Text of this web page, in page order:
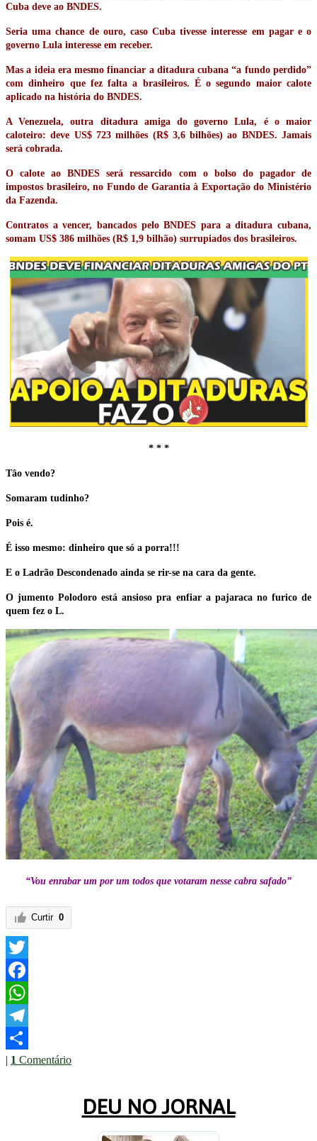
Cuba deve ao BNDES.
Seria uma chance de ouro, caso Cuba tivesse interesse em pagar e o
governo Lula interesse em receber.
Mas a ideia era mesmo financiar a ditadura cubana “a fundo perdido”
com dinheiro que fez falta a brasileiros. É o segundo maior calote
aplicado na história do BNDES.
A Venezuela, outra ditadura amiga do governo Lula, é o maior
caloteiro: deve US$ 723 milhões (R$ 3,6 bilhões) ao BNDES. Jamais
será cobrada.
O calote ao BNDES será ressarcido com o bolso do pagador de
impostos brasileiro, no Fundo de Garantia à Exportação do Ministério
da Fazenda.
Contratos a vencer, bancados pelo BNDES para a ditadura cubana,
somam US$ 386 milhões (R$ 1,9 bilhão) surrupiados dos brasileiros.
* * *
Tâo vendo?
Somaram tudinho?
Pois é.
É isso mesmo: dinheiro que só a porra!!!
E o Ladrão Descondenado ainda se rir-se na cara da gente.
O jumento Polodoro está ansioso pra enfiar a pajaraca no furico de
quem fez o L.
“Vou enrabar um por um todos que votaram nesse cabra safado”
Curtir 0
Twitter
Facebook
WhatsApp
Telegram
Share
| 1 Comentário
DEU NO JORNAL